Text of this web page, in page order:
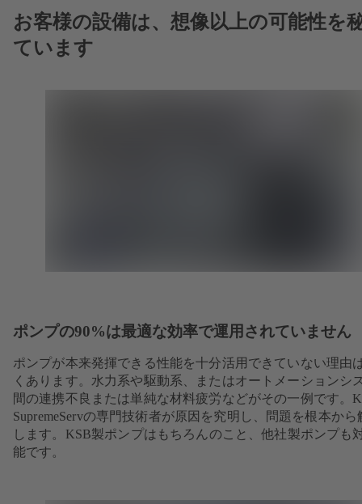
お客様の設備は、想像以上の可能性を
ています
ポンプの90%は最適な効率で運用されていません
ポンプが本来発揮できる性能を十分活用できていない理由
くあります。水力系や駆動系、またはオートメーションシ
間の連携不良または単純な材料疲労などがその一例です。
SupremeServの専門技術者が原因を究明し、問題を根本から
します。KSB製ポンプはもちろんのこと、他社製ポンプも
能です。